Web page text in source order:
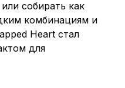
собирать как
комбинациям и
Heart стал
для